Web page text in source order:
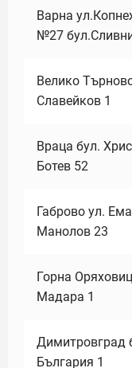
Варна
№27
Велико
Славейков 1
Враца бул.
Ботев 52
Габрово ул.
Манолов 23
Горна
Мадара 1
Димитровград
България 1